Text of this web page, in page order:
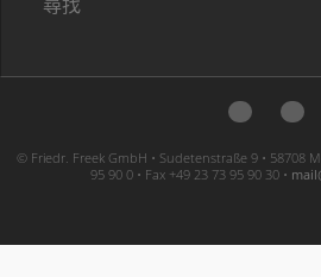
© Friedr. Freek GmbH • Sudetenstraße 9 • 58708
95 90 0 • Fax +49 23 73 95 90 30 •